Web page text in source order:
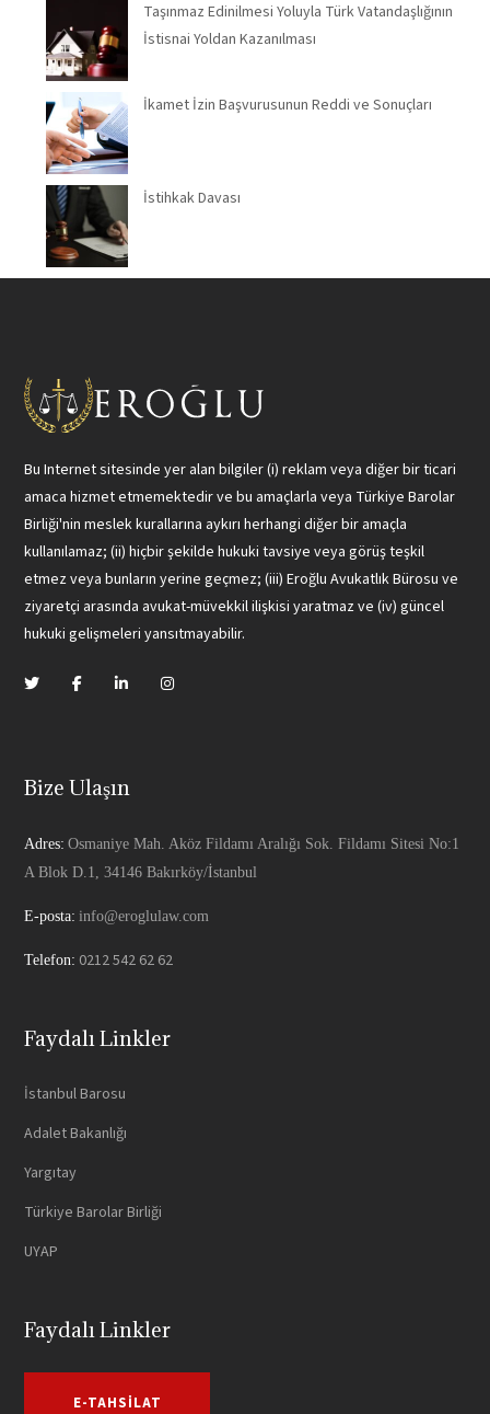
Taşınmaz Edinilmesi Yoluyla Türk Vatandaşlığının
İstisnai Yoldan Kazanılması
İkamet İzin Başvurusunun Reddi ve Sonuçları
İstihkak Davası
Bu Internet sitesinde yer alan bilgiler (i) reklam veya diğer bir ticari
amaca hizmet etmemektedir ve bu amaçlarla veya Türkiye Barolar
Birliği'nin meslek kurallarına aykırı herhangi diğer bir amaçla
kullanılamaz; (ii) hiçbir şekilde hukuki tavsiye veya görüş teşkil
etmez veya bunların yerine geçmez; (iii) Eroğlu Avukatlık Bürosu ve
ziyaretçi arasında avukat-müvekkil ilişkisi yaratmaz ve (iv) güncel
hukuki gelişmeleri yansıtmayabilir.
Bize Ulaşın
Adres: Osmaniye Mah. Aköz Fildamı Aralığı Sok. Fildamı Sitesi No:1
A Blok D.1, 34146 Bakırköy/İstanbul
E-posta: info@eroglulaw.com
Telefon: 0212 542 62 62
Faydalı Linkler
İstanbul Barosu
Adalet Bakanlığı
Yargıtay
Türkiye Barolar Birliği
UYAP
Faydalı Linkler
E-TAHSILAT